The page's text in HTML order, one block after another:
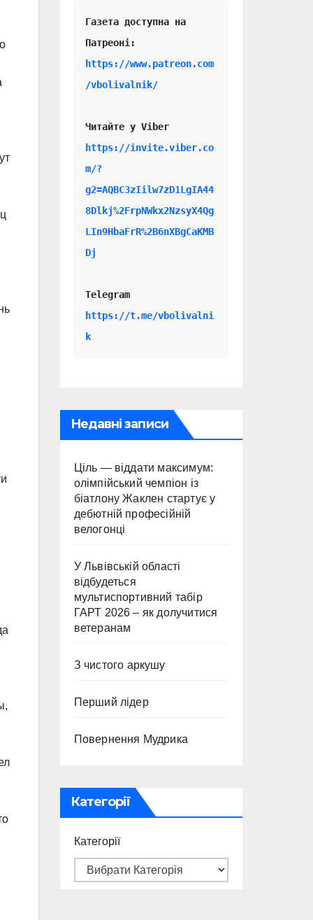
Газета доступна на
https://www.patreon.com
/vbolivalnik/
Читайте у Viber
https://invite.viber.co
m/?
g2=AQBC3zIilw7zD1LgIA44
8Dlkj%2FrpNWkx2NzsyX4Qg
LIn9HbaFrR%2B6nXBgCaKMB
Dj
Telegram
https://t.me/vbolivalni
k
Недавні записи
Ціль — віддати максимум:
олімпійський чемпіон із
біатлону Жаклен стартує у
дебютній професійній
велогонці
У Львівській області
відбудеться
мультиспортивний табір
ГАРТ 2026 – як долучитися
ветеранам
З чистого аркушу
Перший лідер
Повернення Мудрика
Категорії
Категорії